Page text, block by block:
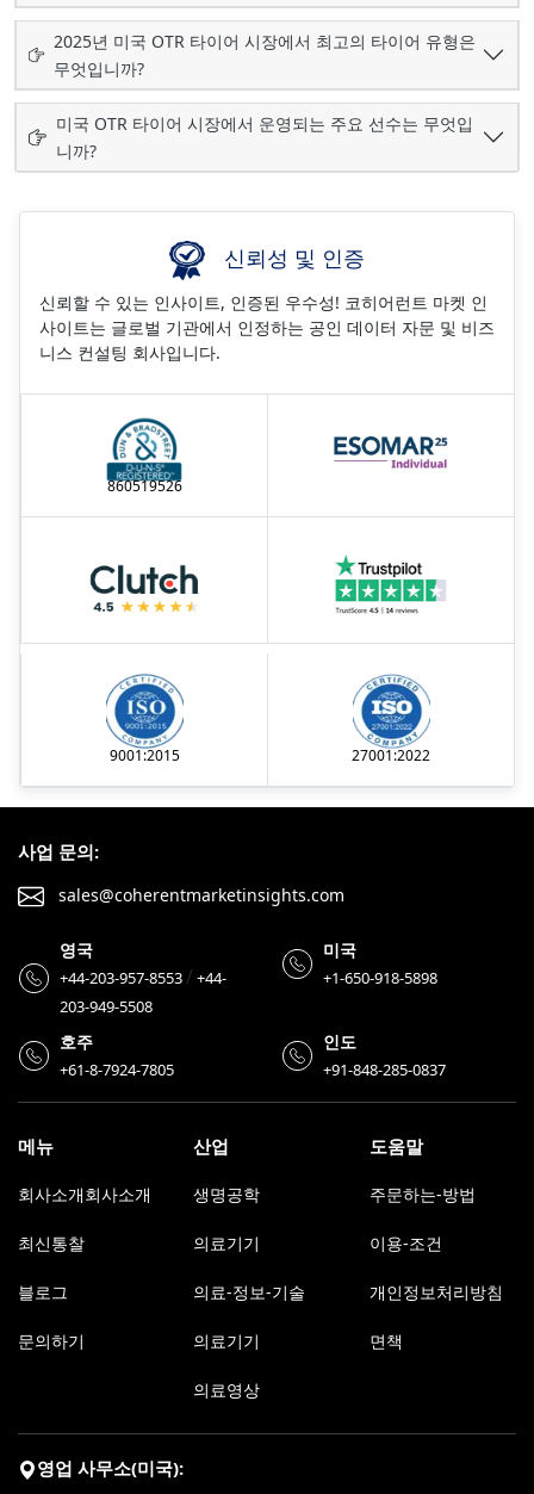
2025년 미국 OTR 타이어 시장에서 최고의 타이어 유형은
무엇입니까?
미국 OTR 타이어 시장에서 운영되는 주요 선수는 무엇입
니까?
신뢰성 및 인증
신뢰할 수 있는 인사이트, 인증된 우수성! 코히어런트 마켓 인
사이트는 글로벌 기관에서 인정하는 공인 데이터 자문 및 비즈
니스 컨설팅 회사입니다.
860519526
9001:2015 27001:2022
사업 문의:
sales@coherentmarketinsights.com
영국
+44-203-957-8553/+44-
203-949-5508
미국
+1-650-918-5898
호주
+61-8-7924-7805
인도
+91-848-285-0837
메뉴
회사소개회사소개
최신통찰
블로그
문의하기
산업
생명공학
의료기기
의료-정보-기술
의료기기
의료영상
도움말
주문하는-방법
이용-조건
개인정보처리방침
면책
영업 사무소(미국):